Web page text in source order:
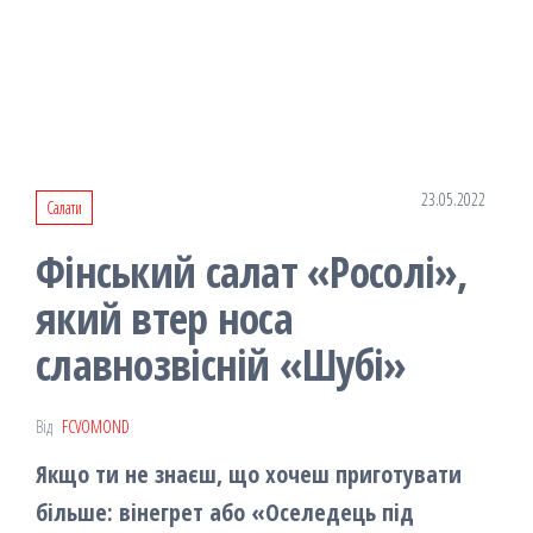
Салати 23.05.2022
Фінський салат «Росолі»,
який втер носа
славнозвісній «Шубі»
Від FCVOMOND
Якщо ти не знаєш, що хочеш приготувати
більше: вінегрет або «Оселедець під